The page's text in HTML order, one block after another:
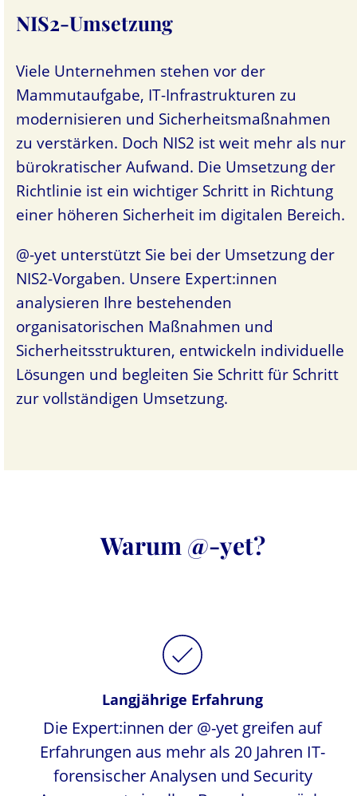
NIS2-Umsetzung
Viele Unternehmen stehen vor der
Mammutaufgabe, IT-Infrastrukturen zu
modernisieren und Sicherheitsmaßnahmen
zu verstärken. Doch NIS2 ist weit mehr als nur
bürokratischer Aufwand. Die Umsetzung der
Richtlinie ist ein wichtiger Schritt in Richtung
einer höheren Sicherheit im digitalen Bereich.
@-yet unterstützt Sie bei der Umsetzung der
NIS2-Vorgaben. Unsere Expert:innen
analysieren Ihre bestehenden
organisatorischen Maßnahmen und
Sicherheitsstrukturen, entwickeln individuelle
Lösungen und begleiten Sie Schritt für Schritt
zur vollständigen Umsetzung.
Warum @-yet?
Langjährige Erfahrung
Die Expert:innen der @-yet greifen auf
Erfahrungen aus mehr als 20 Jahren IT-
forensischer Analysen und Security